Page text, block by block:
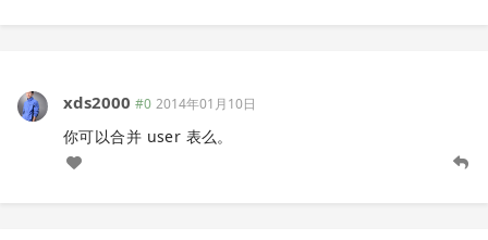
xds2000 #0 2014年01月10日
你可以合并 user 表么。